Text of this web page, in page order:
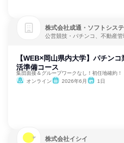
株式会社成通・ソフトシス
公営競技・パチンコ、不動産
【WEB×岡山県内大学】パチン
活準備コース
集団面接＆グループワークなし！初任地確約！
オンライン
2026年6月 1日
株式会社イシイ